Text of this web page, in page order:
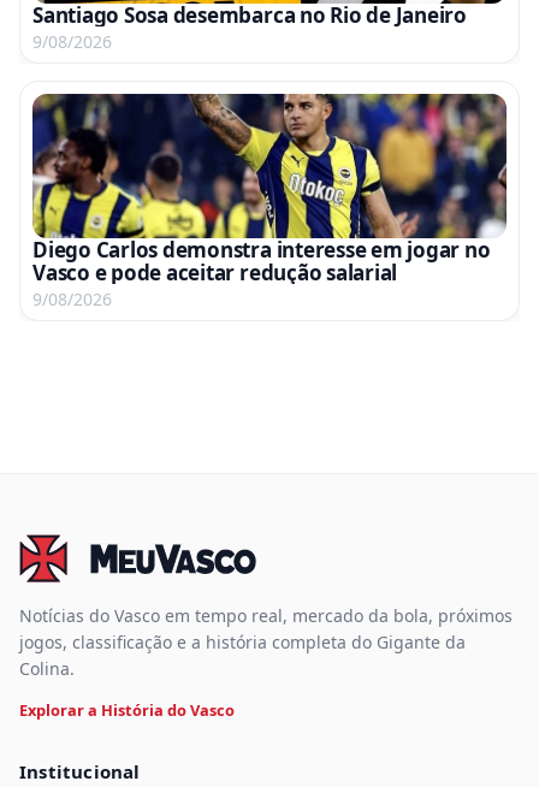
Santiago Sosa desembarca no Rio de Janeiro
9/08/2026
Diego Carlos demonstra interesse em jogar no
Vasco e pode aceitar redução salarial
9/08/2026
Notícias do Vasco em tempo real, mercado da bola, próximos
jogos, classificação e a história completa do Gigante da
Colina.
Explorar a História do Vasco
Institucional